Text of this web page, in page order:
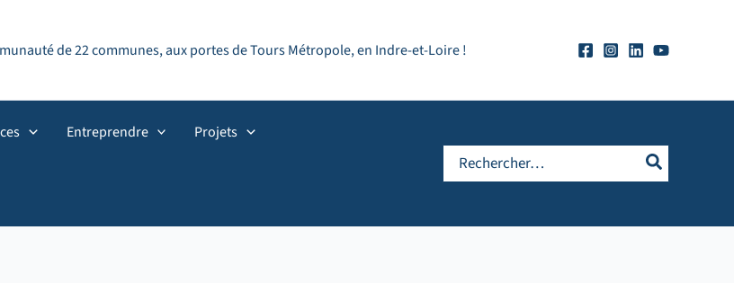
de 22 communes, aux portes de Tours Métropole, en Indre-et-Loire !
Entreprendre Projets
Rechercher: